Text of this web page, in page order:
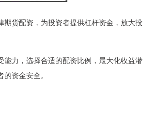
货配资，为投资者提供杠杆资金，放大投
力，选择合适的配资比例，最大化收益潜
资金安全。